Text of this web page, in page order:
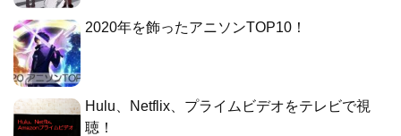
2020年を飾ったアニソンTOP10！
Hulu、Netflix、プライムビデオをテレビで視
聴！